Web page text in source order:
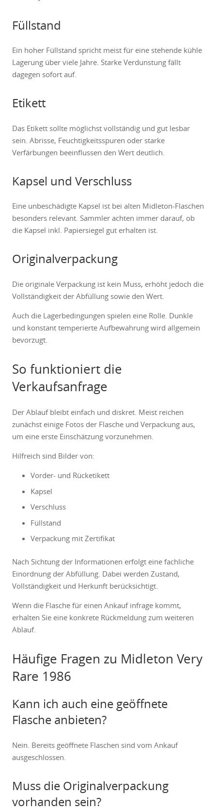
Füllstand
Ein hoher Füllstand spricht meist für eine stehende kühle
Lagerung über viele Jahre. Starke Verdunstung fällt
dagegen sofort auf.
Etikett
Das Etikett sollte möglichst vollständig und gut lesbar
sein. Abrisse, Feuchtigkeitsspuren oder starke
Verfärbungen beeinflussen den Wert deutlich.
Kapsel und Verschluss
Eine unbeschädigte Kapsel ist bei alten Midleton-Flaschen
besonders relevant. Sammler achten immer darauf, ob
die Kapsel inkl. Papiersiegel gut erhalten ist.
Originalverpackung
Die originale Verpackung ist kein Muss, erhöht jedoch die
Vollständigkeit der Abfüllung sowie den Wert.
Auch die Lagerbedingungen spielen eine Rolle. Dunkle
und konstant temperierte Aufbewahrung wird allgemein
bevorzugt.
So funktioniert die
Verkaufsanfrage
Der Ablauf bleibt einfach und diskret. Meist reichen
zunächst einige Fotos der Flasche und Verpackung aus,
um eine erste Einschätzung vorzunehmen.
Hilfreich sind Bilder von:
Vorder- und Rücketikett
Kapsel
Verschluss
Füllstand
Verpackung mit Zertifikat
Nach Sichtung der Informationen erfolgt eine fachliche
Einordnung der Abfüllung. Dabei werden Zustand,
Vollständigkeit und Herkunft berücksichtigt.
Wenn die Flasche für einen Ankauf infrage kommt,
erhalten Sie eine konkrete Rückmeldung zum weiteren
Ablauf.
Häufige Fragen zu Midleton Very
Rare 1986
Kann ich auch eine geöffnete
Flasche anbieten?
Nein. Bereits geöffnete Flaschen sind vom Ankauf
ausgeschlossen.
Muss die Originalverpackung
vorhanden sein?